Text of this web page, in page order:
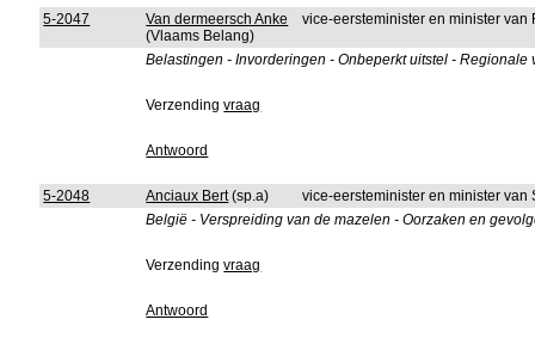
5-2047
Van dermeersch Anke
(Vlaams Belang)
vice-eersteminister en minister
Belastingen - Invorderingen - Onbeperkt uitstel - Regionale
Verzendingvraag
Antwoord
5-2048 Anciaux Bert(sp.a)
vice-eersteminister en minister
België - Verspreiding van de mazelen - Oorzaken en
Verzendingvraag
Antwoord